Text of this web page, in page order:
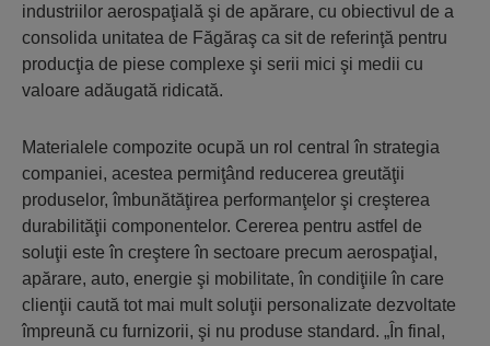
industriilor aerospaţială şi de apărare, cu obiectivul de a
consolida unitatea de Făgăraş ca sit de referinţă pentru
producţia de piese complexe şi serii mici şi medii cu
valoare adăugată ridicată.
Materialele compozite ocupă un rol central în strategia
companiei, acestea permiţând reducerea greutăţii
produselor, îmbunătăţirea performanţelor şi creşterea
durabilităţii componentelor. Cererea pentru astfel de
soluţii este în creştere în sectoare precum aerospaţial,
apărare, auto, energie şi mobilitate, în condiţiile în care
clienţii caută tot mai mult soluţii personalizate dezvoltate
împreună cu furnizorii, şi nu produse standard. „În final,